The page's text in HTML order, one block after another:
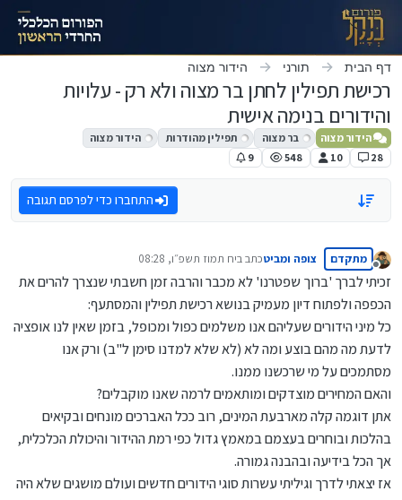
דילוג לתוכן
דף הבית תורני הידור מצוה
רכישת תפילין לחתן בר מצוה ולא רק - עלויות
והידורים בנימה אישית
הידור מצוה בר מצוה תפילין מהודרות
הידור מצוה
28
10
548
9
התחברו כדי לפרסם תגובה
מנותק
מתקדם צופה ומביטכתב ביח תמוז תשפ״ו, 08:28
נערך לאחרונה על ידי
זכיתי לברך 'ברוך שפטרנו' לא מכבר והרבה זמן חשבתי שנצרך להרים את
הכפפה ולפתוח דיון מעמיק בנושא רכישת תפילין והמסתעף:
כל מיני הידורים שעליהם אנו משלמים כפול ומכופל, בזמן שאין לנו אופציה
לדעת מה מהם בוצע ומה לא (לא שלא למדנו סימן ל"ב) ורק אנו
מסתמכים על מי שרכשנו ממנו.
והאם המחירים מוצדקים ומותאמים לרמה שאנו מוקבלים?
אתן דוגמה קלה מארבעת המינים, רוב ככל האברכים מונחים ובקיאים
בהלכות ובוחרים בעצמם במאמץ גדול כפי רמת ההידור והיכולת הכלכלית,
אך הכל בידיעה ובהבנה גמורה.
אז יצאתי לדרך וגיליתי עשרות סוגי הידורים חדשים ועולם מושגים שלא היה